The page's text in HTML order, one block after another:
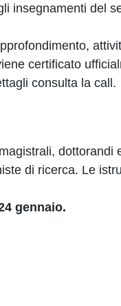
insegnamenti del
certificato
consulta la call.
dottorandi
di ricerca. Le
gennaio.